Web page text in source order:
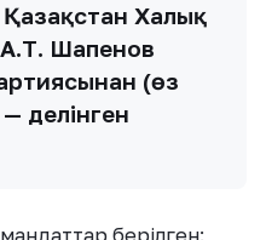
Халық
Шапенов
(өз
делінген